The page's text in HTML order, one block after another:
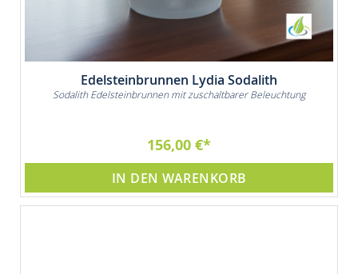
Edelsteinbrunnen Lydia Sodalith
Sodalith Edelsteinbrunnen mit zuschaltbarer Beleuchtung
156,00 €
IN DEN WARENKORB